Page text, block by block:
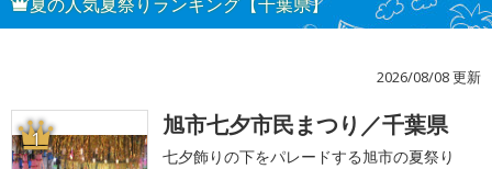
2026/08/08 更新
1 旭市七夕市民まつり／千葉県
七夕飾りの下をパレードする旭市の夏祭り